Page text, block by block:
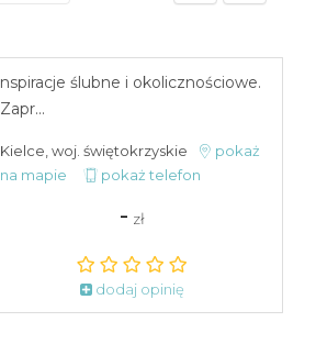
nspiracje ślubne i okolicznościowe.
Zapr...
Kielce, woj. świętokrzyskie
pokaż
na mapie
pokaż telefon
- zł
dodaj opinię